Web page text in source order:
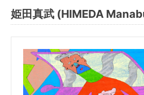
姫田真武 (HIMEDA